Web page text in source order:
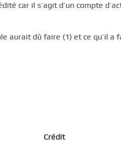
car il s’agit d’un compte
aurait dû faire (1) et ce qu’il a
Crédit